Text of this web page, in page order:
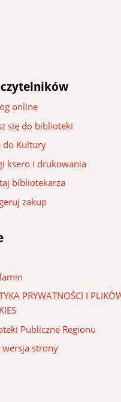
online
się do biblioteki
do Kultury
ksero i drukowania
bibliotekarza
zakup
PRYWATNOŚCI I
Publiczne Regionu
wersja strony